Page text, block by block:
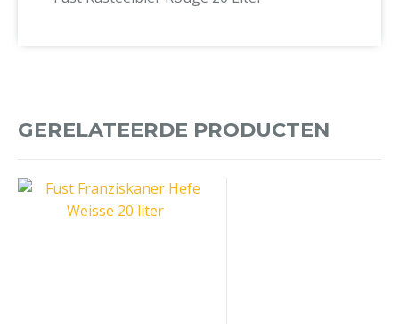
GERELATEERDE PRODUCTEN